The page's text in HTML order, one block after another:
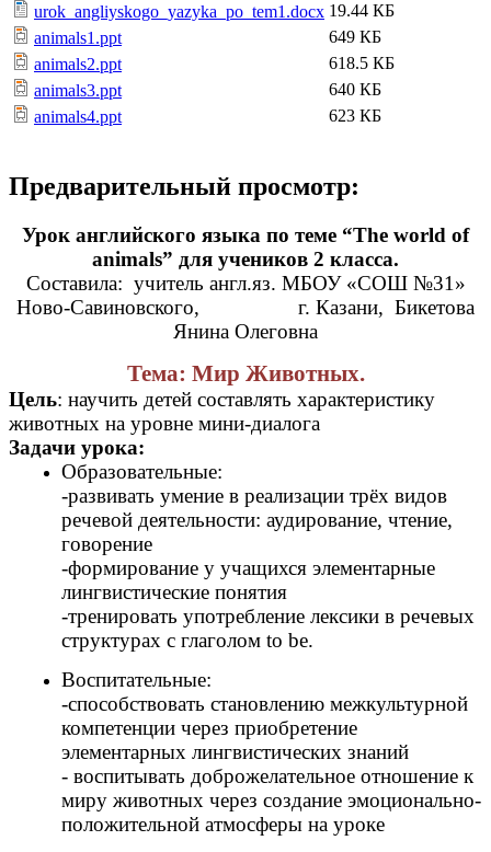
urok_angliyskogo_yazyka_po_tem1.docx 19.44 КБ
animals1.ppt
649 КБ
animals2.ppt
618.5 КБ
animals3.ppt
640 КБ
animals4.ppt
623 КБ
Предварительный просмотр:
Урок английского языка по теме “The world of
animals” для учеников 2 класса.
Составила: учитель англ.яз. МБОУ «СОШ №31»
Ново-Савиновского, г. Казани, Бикетова
Янина Олеговна
Тема: Мир Животных.
Цель: научить детей составлять характеристику
животных на уровне мини-диалога
Задачи урока:
Образовательные:
-развивать умение в реализации трёх видов
речевой деятельности: аудирование, чтение,
говорение
-формирование у учащихся элементарные
лингвистические понятия
-тренировать употребление лексики в речевых
структурах с глаголом to be.
Воспитательные:
-способствовать становлению межкультурной
компетенции через приобретение
элементарных лингвистических знаний
- воспитывать доброжелательное отношение к
миру животных через создание эмоционально-
положительной атмосферы на уроке